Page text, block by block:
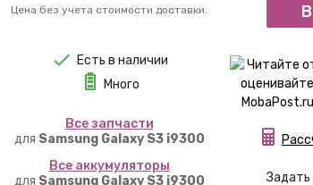
Цена без учета стоимости доставки.
Есть в наличии
Много
Вcе запчасти
для Samsung Galaxy S3 i9300
Вcе аккумуляторы
для Samsung Galaxy S3 i9300 Задать